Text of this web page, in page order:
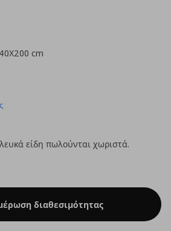
cm
είδη πωλούνται χωριστά.
διαθεσιμότητας